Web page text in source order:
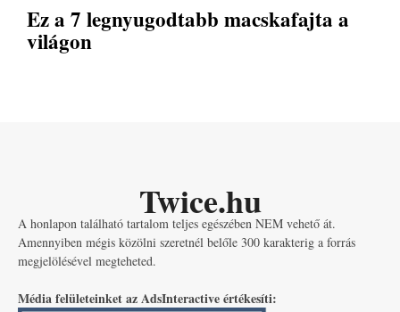
Ez a 7 legnyugodtabb macskafajta a
világon
Twice.hu
A honlapon található tartalom teljes egészében NEM vehető át.
Amennyiben mégis közölni szeretnél belőle 300 karakterig a forrás
megjelölésével megteheted.
Média felületeinket az AdsInteractive értékesíti: